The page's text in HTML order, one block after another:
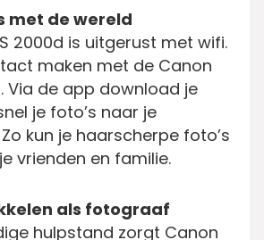
met de wereld
2000d is uitgerust met wifi.
maken met de Canon
Via de app download je
je foto’s naar je
kun je haarscherpe foto’s
vrienden en familie.
als fotograaf
hulpstand zorgt Canon